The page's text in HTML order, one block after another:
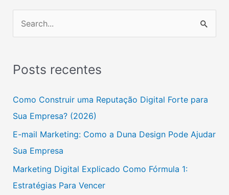
q
a
r
p
o
Posts recentes
Como Construir uma Reputação Digital Forte para
Sua Empresa? (2026)
E-mail Marketing: Como a Duna Design Pode Ajudar
Sua Empresa
Marketing Digital Explicado Como Fórmula 1:
Estratégias Para Vencer